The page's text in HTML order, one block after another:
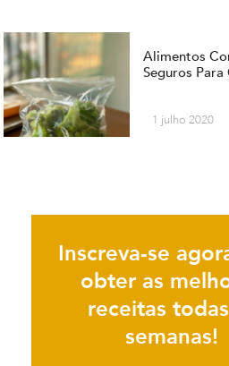
Alimentos
Seguros Para
1 julho 2020
Inscreva-se
obter as
receitas
semanas!